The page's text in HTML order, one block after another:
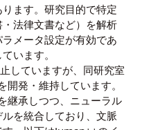
ます。研究目的で特定
法律文書など）を解析
メータ設定が有効であ
います。
していますが、同研究室
開発・維持しています。
継承しつつ、ニューラル
を統合しており、文脈